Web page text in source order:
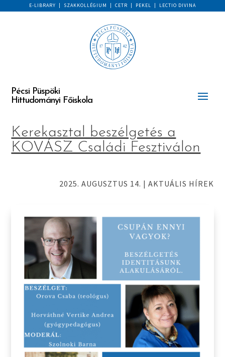
E-LIBRARY | SZAKKOLLÉGIUM | CETR | PEKEL | LECTIO DIVINA
Pécsi Püspöki
Hittudományi Főiskola
Kerekasztal beszélgetés a
KOVÁSZ Családi Fesztiválon
2025. AUGUSZTUS 14. | AKTUÁLIS HÍREK